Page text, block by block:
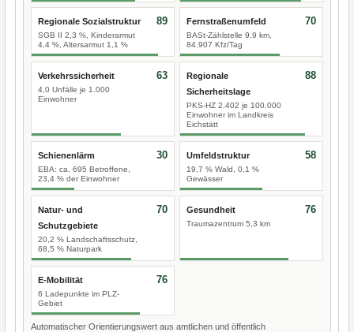
Regionale Sozialstruktur
SGB II 2,3 %, Kinderarmut
4,4 %, Altersarmut 1,1 %
89 Fernstraßenumfeld
BASt-Zählstelle 9,9 km,
84.907 Kfz/Tag
70
Verkehrssicherheit
4,0 Unfälle je 1.000
Einwohner
63
Regionale
Sicherheitslage
PKS-HZ 2.402 je 100.000
Einwohner im Landkreis
Eichstätt
88
Schienenlärm
EBA: ca. 695 Betroffene,
23,4 % der Einwohner
30 Umfeldstruktur
19,7 % Wald, 0,1 %
Gewässer
58
Natur- und
Schutzgebiete
20,2 % Landschaftsschutz,
68,5 % Naturpark
70 Gesundheit
Traumazentrum 5,3 km
76
E-Mobilität
6 Ladepunkte im PLZ-
Gebiet
76
Automatischer Orientierungswert aus amtlichen und öffentlich